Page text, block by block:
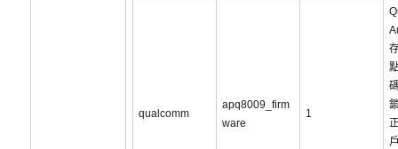
qualcomm
apq8009_firm
ware
1